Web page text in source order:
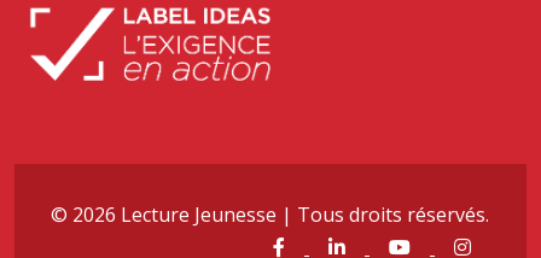
© 2026 Lecture Jeunesse | Tous droits réservés.